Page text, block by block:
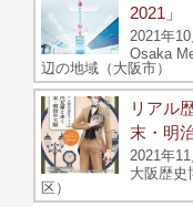
2021」
2021年
Osaka
辺の地域（大阪市）
リアル
末・明
2021年
大阪歴史
区）